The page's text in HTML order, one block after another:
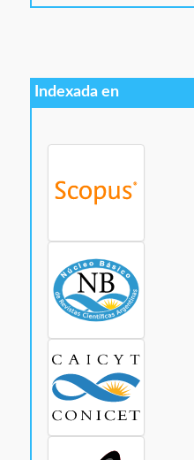
Indexada en